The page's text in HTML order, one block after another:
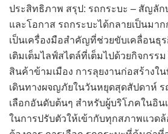
ประสิทธิภาพ สรุป: รถกระบะ – สัญลั
และโอกาส รถกระบะได้กลายเป็นมา
เป็นเครื่องมือสำคัญที่ช่วยขับเคลื่อนธุ
เติมเต็มไลฟ์สไตล์ที่เต็มไปด้วยกิจกรร
สินค้าข้ามเมือง การลุยงานก่อสร้างใ
เดินทางผจญภัยในวันหยุดสุดสัปดาห์ ร
เลือกอันดับต้นๆ สำหรับผู้บริโภคในอิน
ในการปรับตัวให้เข้ากับทุกสภาพแวด